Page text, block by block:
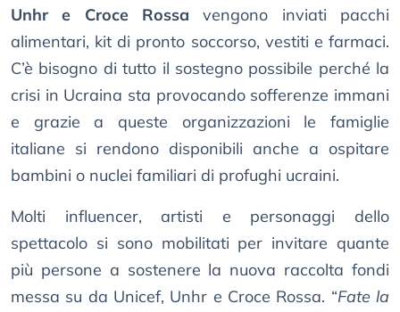
Unhr e Croce Rossavengono inviati pacchi
alimentari, kit di pronto soccorso, vestiti e farmaci.
C’è bisogno di tutto il sostegno possibile perché la
crisi in Ucraina sta provocando sofferenze immani
e grazie a queste organizzazioni le famiglie
italiane si rendono disponibili anche a ospitare
bambini o nuclei familiari di profughi ucraini.
Molti influencer, artisti e personaggi dello
spettacolo si sono mobilitati per invitare quante
più persone a sostenere la nuova raccolta fondi
messa su da Unicef, Unhr e Croce Rossa. “Fate la